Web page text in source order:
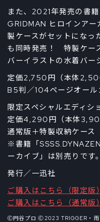
また、2021年発売の書
GRIDMAN ヒロインアー
製ケースがセットになっ
も同時発売！ 特製ケー
バーイラストの水着バー
定価2,750円（本体
B5判／104ページオール
限定スペシャルエディシ
定価4,290円（本体
通常版＋特製収納ケース
※書籍「
ーカイブ」は別売りです。
発行／一迅社
ご購入はこちら（限定版）
ご購入はこちら（通常版）
Ⓒ円谷プロ Ⓒ2023 TRIGGER・雨